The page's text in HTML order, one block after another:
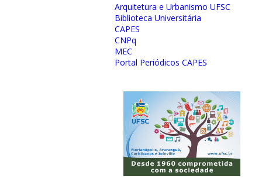
Arquitetura e Urbanismo UFSC
Biblioteca Universitária
CAPES
CNPq
MEC
Portal Periódicos CAPES